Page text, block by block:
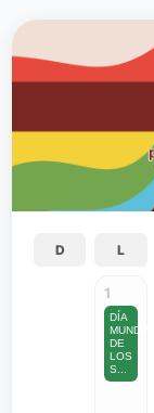
D L
1
DÍA
MUNDIAL
DE
LOS
S...